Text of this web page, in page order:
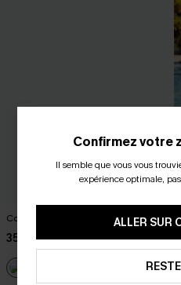
Combishort bleu à col asymétrique
35,00 €
Confirmez votre
Il semble que vous vous
expérience optimale,
ALLER SUR